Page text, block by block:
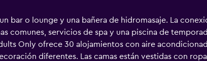
bar o lounge y una bañera de hidromasaje. La
comunes, servicios de spa y una piscina de
Only ofrece 30 alojamientos con aire
diferentes. Las camas están vestidas con